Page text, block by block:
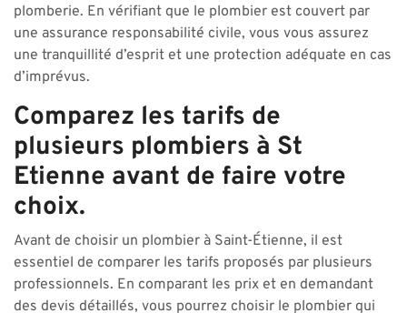
plomberie. En vérifiant que le plombier est couvert par
une assurance responsabilité civile, vous vous assurez
une tranquillité d’esprit et une protection adéquate en cas
d’imprévus.
Comparez les tarifs de
plusieurs plombiers à St
Etienne avant de faire votre
choix.
Avant de choisir un plombier à Saint-Étienne, il est
essentiel de comparer les tarifs proposés par plusieurs
professionnels. En comparant les prix et en demandant
des devis détaillés, vous pourrez choisir le plombier qui